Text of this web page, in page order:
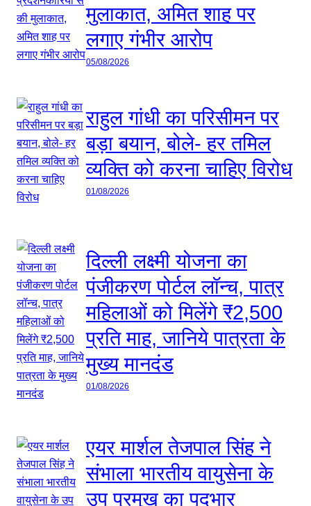
मुलाकात, अमित शाह पर
लगाए गंभीर आरोप
05/08/2026
राहुल गांधी का परिसीमन पर
बड़ा बयान, बोले- हर तमिल
व्यक्ति को करना चाहिए विरोध
01/08/2026
दिल्ली लक्ष्मी योजना का
पंजीकरण पोर्टल लॉन्च, पात्र
महिलाओं को मिलेंगे ₹2,500
प्रति माह, जानिये पात्रता के
मुख्य मानदंड
01/08/2026
एयर मार्शल तेजपाल सिंह ने
संभाला भारतीय वायुसेना के
उप प्रमुख का पदभार